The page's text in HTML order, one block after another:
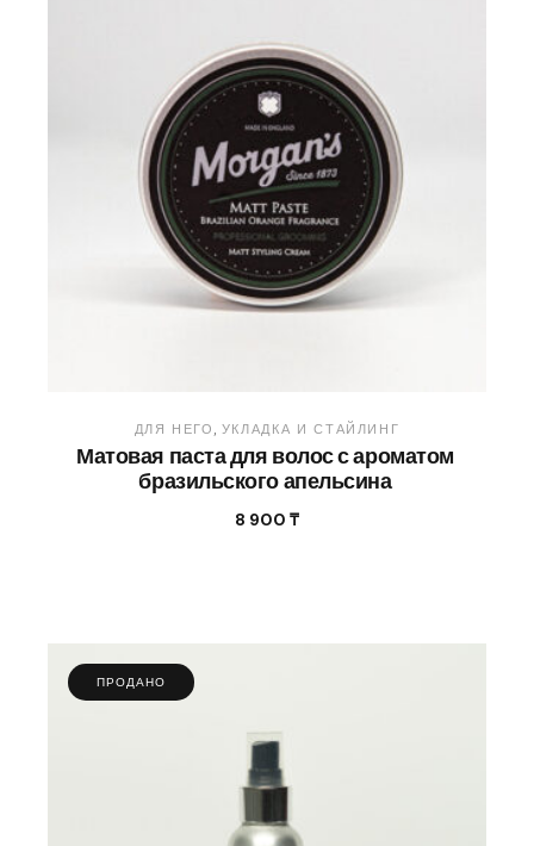
ДЛЯ НЕГО УКЛАДКА И СТАЙЛИНГ
Матовая паста для волос с ароматом
бразильского апельсина
8 900 ₸
ПРОДАНО